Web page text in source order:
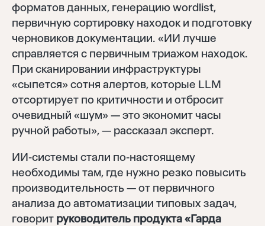
форматов данных, генерацию wordlist,
первичную сортировку находок и подготовку
черновиков документации. «ИИ лучше
справляется с первичным триажом находок.
При сканировании инфраструктуры
«сыпется» сотня алертов, которые LLM
отсортирует по критичности и отбросит
очевидный «шум» — это экономит часы
ручной работы», — рассказал эксперт.
ИИ‑системы стали по‑настоящему
необходимы там, где нужно резко повысить
производительность — от первичного
анализа до автоматизации типовых задач,
говорит руководитель продукта «Гарда